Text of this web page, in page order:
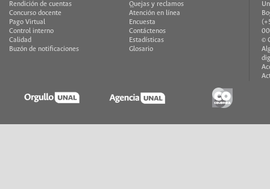
Rendición de cuentas
Concurso docente
Pago Virtual
Control interno
Calidad
Buzón de notificaciones
Quejas y reclamos
Atención en línea
Encuesta
Contáctenos
Estadísticas
Glosario
©